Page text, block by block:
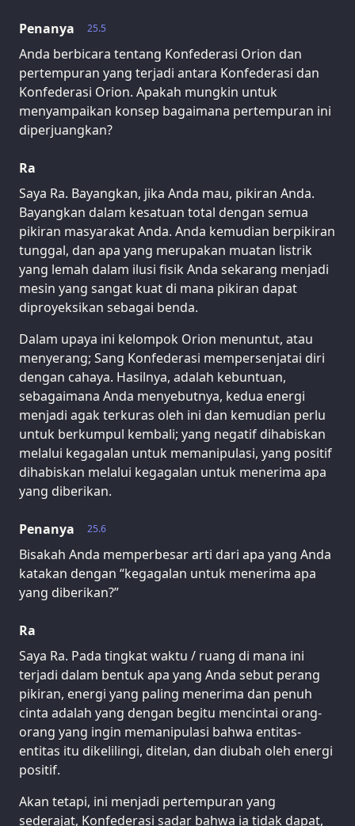
25.5
Penanya
Anda berbicara tentang Konfederasi Orion dan
pertempuran yang terjadi antara Konfederasi dan
Konfederasi Orion. Apakah mungkin untuk
menyampaikan konsep bagaimana pertempuran ini
diperjuangkan?
Ra
Saya Ra. Bayangkan, jika Anda mau, pikiran Anda.
Bayangkan dalam kesatuan total dengan semua
pikiran masyarakat Anda. Anda kemudian berpikiran
tunggal, dan apa yang merupakan muatan listrik
yang lemah dalam ilusi fisik Anda sekarang menjadi
mesin yang sangat kuat di mana pikiran dapat
diproyeksikan sebagai benda.
Dalam upaya ini kelompok Orion menuntut, atau
menyerang; Sang Konfederasi mempersenjatai diri
dengan cahaya. Hasilnya, adalah kebuntuan,
sebagaimana Anda menyebutnya, kedua energi
menjadi agak terkuras oleh ini dan kemudian perlu
untuk berkumpul kembali; yang negatif dihabiskan
melalui kegagalan untuk memanipulasi, yang positif
dihabiskan melalui kegagalan untuk menerima apa
yang diberikan.
25.6
Penanya
Bisakah Anda memperbesar arti dari apa yang Anda
katakan dengan “kegagalan untuk menerima apa
yang diberikan?”
Ra
Saya Ra. Pada tingkat waktu / ruang di mana ini
terjadi dalam bentuk apa yang Anda sebut perang
pikiran, energi yang paling menerima dan penuh
cinta adalah yang dengan begitu mencintai orang-
orang yang ingin memanipulasi bahwa entitas-
entitas itu dikelilingi, ditelan, dan diubah oleh energi
positif.
Akan tetapi, ini menjadi pertempuran yang
sederajat, Konfederasi sadar bahwa ia tidak dapat,